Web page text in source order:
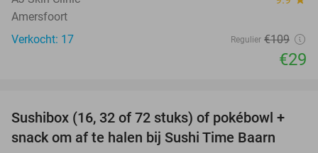
Amersfoort
Verkocht: 17
Regulier €109
€29
43%
TODAY
Sushibox (16, 32 of 72 stuks) of pokébowl +
snack om af te halen bij Sushi Time Baarn